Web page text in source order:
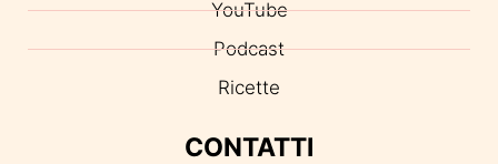
YouTube
Podcast
Ricette
CONTATTI